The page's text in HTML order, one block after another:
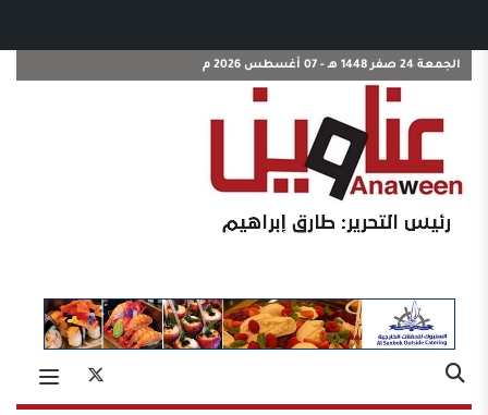
الجمعة 24 صفر 1448 هـ - 07 أغسطس 2026 م